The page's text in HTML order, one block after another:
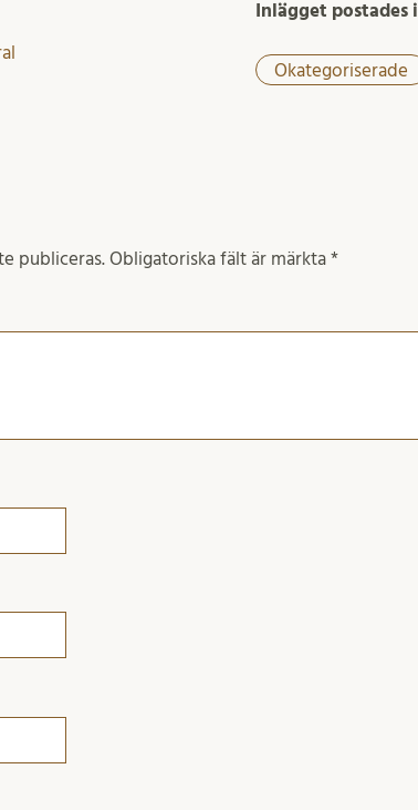
Inlägget postades i
Okategoriserade
publiceras. Obligatoriska fält är märkta *